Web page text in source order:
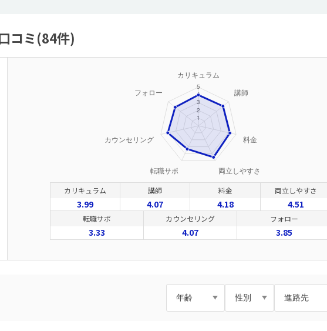
コミ(84件)
カリキュラム
3.99
講師
4.07
料金
4.18
両立しやすさ
4.51
転職サポ
3.33
カウンセリング
4.07
フォロー
3.85